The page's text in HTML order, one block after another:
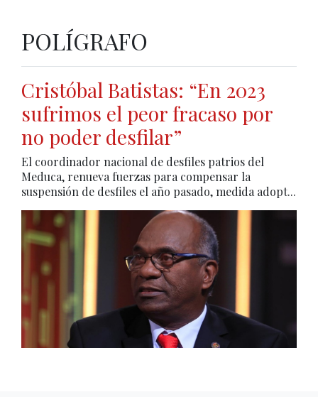
POLÍGRAFO
Cristóbal Batistas: “En 2023
sufrimos el peor fracaso por
no poder desfilar”
El coordinador nacional de desfiles patrios del
Meduca, renueva fuerzas para compensar la
suspensión de desfiles el año pasado, medida adopt...